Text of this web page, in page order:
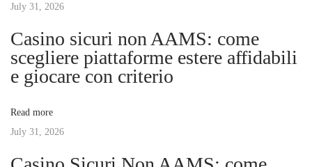
i
g
a
t
r
S
k
n
a
July 31, 2026
Casino sicuri non AAMS: come
scegliere piattaforme estere affidabili
e giocare con criterio
Read more
July 31, 2026